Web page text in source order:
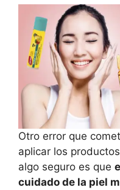
Otro error que
aplicar los
algo seguro es que
cuidado de la piel